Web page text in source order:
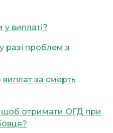
у виплаті?
проблем з
за смерть
отримати ОГД при